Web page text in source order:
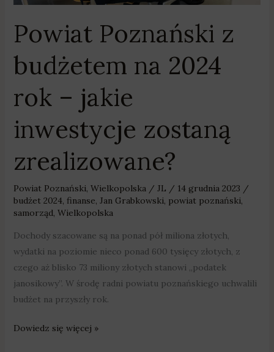
Powiat Poznański z
budżetem na 2024
rok – jakie
inwestycje zostaną
zrealizowane?
Powiat Poznański, Wielkopolska/ JL / 14 grudnia 2023 /
budżet 2024, finanse, Jan Grabkowski, powiat poznański,
samorząd, Wielkopolska
Dochody szacowane są na ponad pół miliona złotych,
wydatki na poziomie nieco ponad 600 tysięcy złotych, z
czego aż blisko 73 miliony złotych stanowi „podatek
janosikowy”. W środę radni powiatu poznańskiego uchwalili
budżet na przyszły rok.
zostaną
zrealizowane?
Dowiedz się więcej »